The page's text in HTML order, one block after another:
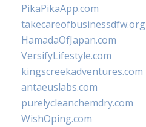
PikaPikaApp.com
takecareofbusinessdfw.org
HamadaOfJapan.com
VersifyLifestyle.com
kingscreekadventures.com
antaeuslabs.com
purelycleanchemdry.com
WishOping.com